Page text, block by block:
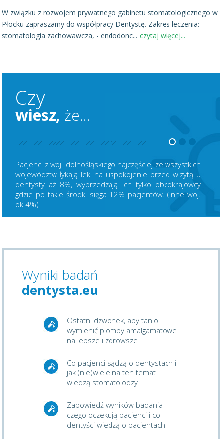
W związku z rozwojem prywatnego gabinetu stomatologicznego w
Płocku zapraszamy do współpracy Dentystę. Zakres leczenia: -
stomatologia zachowawcza, - endodonc... czytaj więcej...
Czy
wiesz, że...
Pacjenci z woj. dolnośląskiego najczęściej ze wszystkich
województw łykają leki na uspokojenie przed wizytą u
dentysty aż 8%, wyprzedzają ich tylko obcokrajowcy
gdzie po takie środki sięga 12% pacjentów. (Inne woj.
ok 4%)
Wyniki badań
dentysta.eu
Ostatni dzwonek, aby tanio
wymienić plomby amalgamatowe
na lepsze i zdrowsze
Co pacjenci sądzą o dentystach i
jak (nie)wiele na ten temat
wiedzą stomatolodzy
Zapowiedź wyników badania –
czego oczekują pacjenci i co
dentyści wiedzą o pacjentach